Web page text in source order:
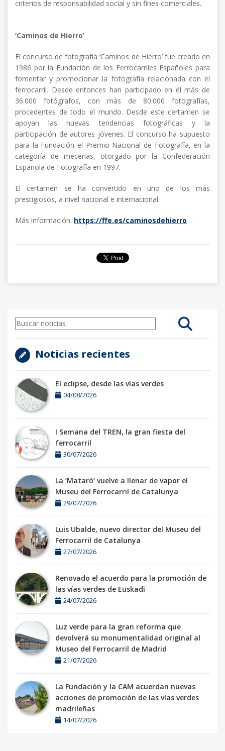
criterios de responsabilidad social y sin fines comerciales.
‘Caminos de Hierro’
El concurso de fotografía ‘Caminos de Hierro’ fue creado en
1986 por la Fundación de los Ferrocarriles Españoles para
fomentar y promocionar la fotografía relacionada con el
ferrocarril. Desde entonces han participado en él más de
36.000 fotógrafos, con más de 80.000 fotografías,
procedentes de todo el mundo. Desde este certamen se
apoyan las nuevas tendencias fotográficas y la
participación de autores jóvenes. El concurso ha supuesto
para la Fundación el Premio Nacional de Fotografía, en la
categoría de mecenas, otorgado por la Confederación
Española de Fotografía en 1997.
El certamen se ha convertido en uno de los más
prestigiosos, a nivel nacional e internacional.
Más información: https://ffe.es/caminosdehierro
Noticias recientes
El eclipse, desde las vías verdes
04/08/2026
I Semana del TREN, la gran fiesta del
ferrocarril
30/07/2026
La ‘Mataró’ vuelve a llenar de vapor el
Museu del Ferrocarril de Catalunya
29/07/2026
Luis Ubalde, nuevo director del Museu del
Ferrocarril de Catalunya
27/07/2026
Renovado el acuerdo para la promoción de
las vías verdes de Euskadi
24/07/2026
Luz verde para la gran reforma que
devolverá su monumentalidad original al
Museo del Ferrocarril de Madrid
21/07/2026
La Fundación y la CAM acuerdan nuevas
acciones de promoción de las vías verdes
madrileñas
14/07/2026